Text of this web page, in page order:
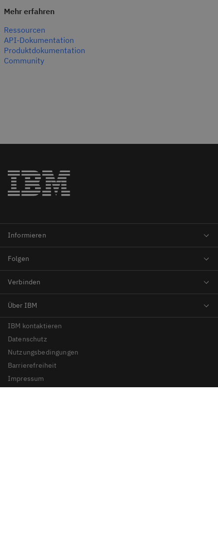
Mehr erfahren
Ressourcen
API-Dokumentation
Produktdokumentation
Community
IBM kontaktieren
Datenschutz
Nutzungsbedingungen
Barrierefreiheit
Impressum